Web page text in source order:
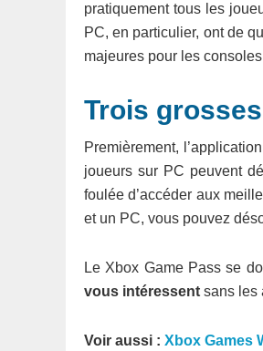
pratiquement tous les
PC, en particulier, ont de
majeures pour les
Trois
Premièrement,
joueurs sur PC peuvent
foulée d’accéder aux
et un PC, vous pouvez
Le Xbox Game Pass se
vous intéressent sans les
Voir aussi : Xbox Games